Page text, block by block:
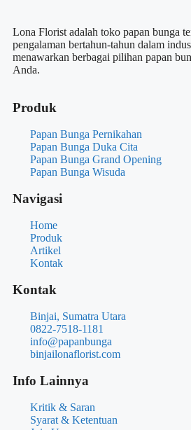
Lona Florist adalah toko papan bunga
pengalaman bertahun-tahun dalam
menawarkan berbagai pilihan papan
Anda.
Produk
Papan Bunga Pernikahan
Papan Bunga Duka Cita
Papan Bunga Grand Opening
Papan Bunga Wisuda
Navigasi
Home
Produk
Artikel
Kontak
Kontak
Binjai, Sumatra Utara
0822-7518-1181
info@papanbunga
binjailonaflorist.com
Info Lainnya
Kritik & Saran
Syarat & Ketentuan